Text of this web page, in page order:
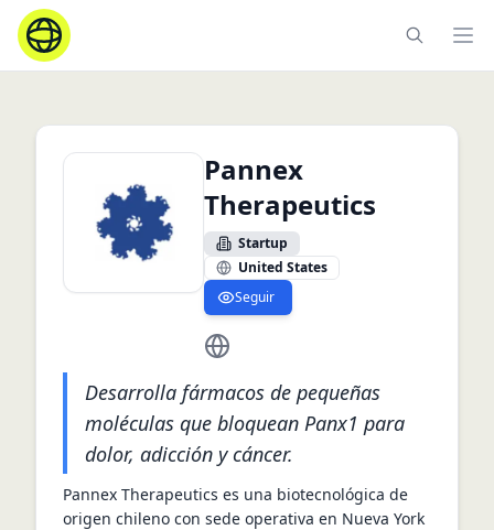
Pannex
Therapeutics
Startup
United States
Seguir
https://pannextherapeutics.com/
Desarrolla fármacos de pequeñas
moléculas que bloquean Panx1 para
dolor, adicción y cáncer.
Pannex Therapeutics es una biotecnológica de
origen chileno con sede operativa en Nueva York